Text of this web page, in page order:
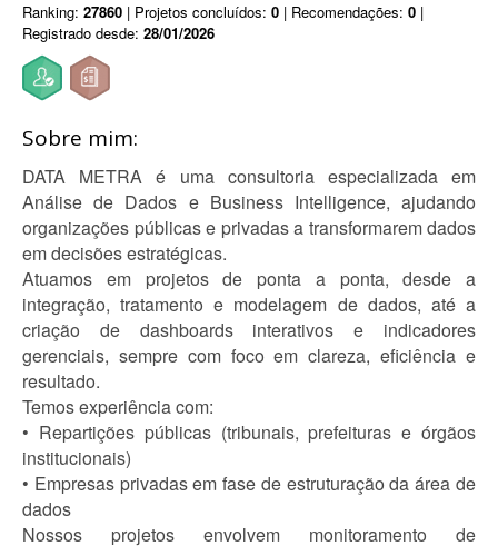
Ranking: 27860 | Projetos concluídos: 0 | Recomendações: 0 |
Registrado desde: 28/01/2026
Sobre mim:
DATA METRA é uma consultoria especializada em
Análise de Dados e Business Intelligence, ajudando
organizações públicas e privadas a transformarem dados
em decisões estratégicas.
Atuamos em projetos de ponta a ponta, desde a
integração, tratamento e modelagem de dados, até a
criação de dashboards interativos e indicadores
gerenciais, sempre com foco em clareza, eficiência e
resultado.
Temos experiência com:
• Repartições públicas (tribunais, prefeituras e órgãos
institucionais)
• Empresas privadas em fase de estruturação da área de
dados
Nossos projetos envolvem monitoramento de